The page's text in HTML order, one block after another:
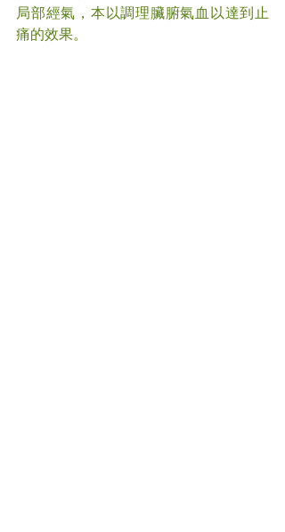
局部經氣，本以調理臟腑氣血以達到止
痛的效果。